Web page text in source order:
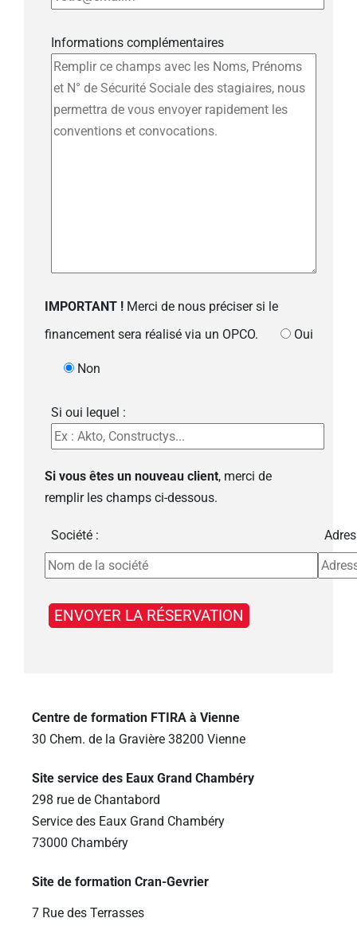
Informations complémentaires
IMPORTANT ! Merci de nous préciser si le
financement sera réalisé via un OPCO.
Oui
Non
Si oui lequel :
Si vous êtes un nouveau client, merci de
remplir les champs ci-dessous.
Société :
Centre de formation FTIRA à Vienne
30 Chem. de la Gravière 38200 Vienne
Site service des Eaux Grand Chambéry
298 rue de Chantabord
Service des Eaux Grand Chambéry
73000 Chambéry
Site de formation Cran-Gevrier
7 Rue des Terrasses